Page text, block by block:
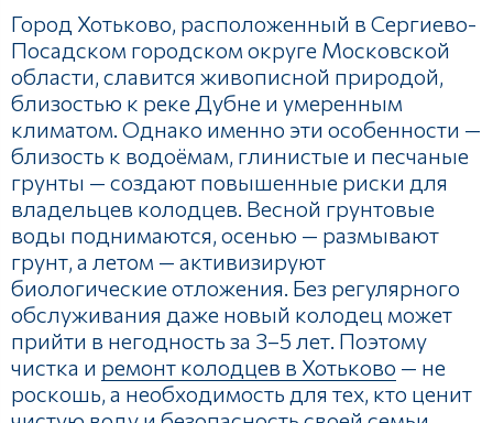
Город Хотьково, расположенный в Сергиево-
Посадском городском округе Московской
области, славится живописной природой,
близостью к реке Дубне и умеренным
климатом. Однако именно эти особенности —
близость к водоёмам, глинистые и песчаные
грунты — создают повышенные риски для
владельцев колодцев. Весной грунтовые
воды поднимаются, осенью — размывают
грунт, а летом — активизируют
биологические отложения. Без регулярного
обслуживания даже новый колодец может
прийти в негодность за 3–5 лет. Поэтому
чистка и ремонт колодцев в Хотьково — не
роскошь, а необходимость для тех, кто ценит